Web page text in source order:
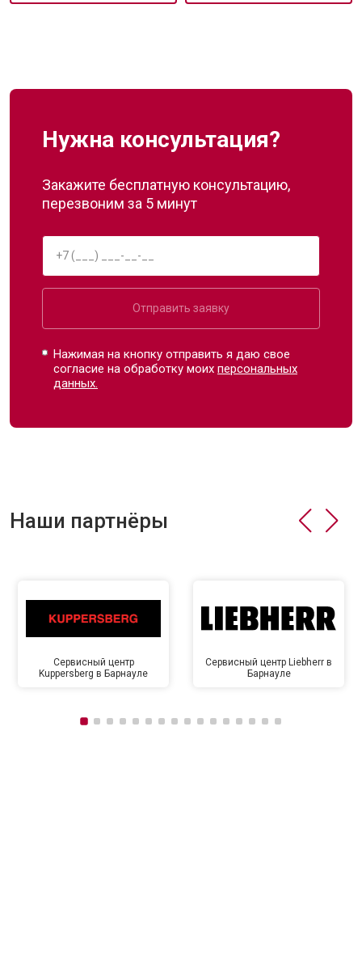
Нужна консультация?
Закажите бесплатную консультацию,
перезвоним за 5 минут
Отправить заявку
Нажимая на кнопку отправить я даю свое
согласие на обработку моихперсональных
данных.
Наши партнёры
Сервисный центр
Kuppersberg в Барнауле
Сервисный центр Liebherr в
Барнауле